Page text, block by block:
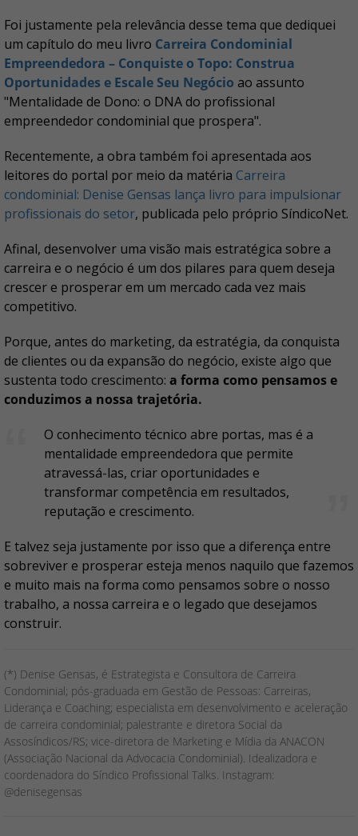
Foi justamente pela relevância desse tema que dediquei
um capítulo do meu livro Carreira Condominial
Empreendedora – Conquiste o Topo: Construa
Oportunidades e Escale Seu Negócio ao assunto
"Mentalidade de Dono: o DNA do profissional
empreendedor condominial que prospera".
Recentemente, a obra também foi apresentada aos
leitores do portal por meio da matéria Carreira
condominial: Denise Gensas lança livro para impulsionar
profissionais do setor, publicada pelo próprio SíndicoNet.
Afinal, desenvolver uma visão mais estratégica sobre a
carreira e o negócio é um dos pilares para quem deseja
crescer e prosperar em um mercado cada vez mais
competitivo.
Porque, antes do marketing, da estratégia, da conquista
de clientes ou da expansão do negócio, existe algo que
sustenta todo crescimento: a forma como pensamos e
conduzimos a nossa trajetória.
O conhecimento técnico abre portas, mas é a
mentalidade empreendedora que permite
atravessá-las, criar oportunidades e
transformar competência em resultados,
reputação e crescimento.
E talvez seja justamente por isso que a diferença entre
sobreviver e prosperar esteja menos naquilo que fazemos
e muito mais na forma como pensamos sobre o nosso
trabalho, a nossa carreira e o legado que desejamos
construir.
(*) Denise Gensas, é Estrategista e Consultora de Carreira
Condominial; pós-graduada em Gestão de Pessoas: Carreiras,
Liderança e Coaching; especialista em desenvolvimento e aceleração
de carreira condominial; palestrante e diretora Social da
Assosíndicos/RS; vice-diretora de Marketing e Mídia da ANACON
(Associação Nacional da Advocacia Condominial). Idealizadora e
coordenadora do Síndico Profissional Talks. Instagram:
@denisegensas